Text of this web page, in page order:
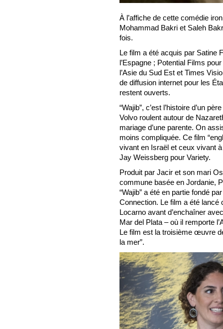
À l’affiche de cette comédie
Mohammad Bakri et Saleh
fois.
Le film a été acquis par Satine
l’Espagne ; Potential Films
l’Asie du Sud Est et Times
de diffusion internet pour les
restent ouverts.
“Wajib”, c’est l’histoire d’un
Volvo roulent autour de
mariage d’une parente. On
moins compliquée. Ce film
vivant en Israël et ceux vivant à
Jay Weissberg pour Variety.
Produit par Jacir et son mari
commune basée en Jordanie,
“Wajib” a été en partie fondé
Connection. Le film a été lancé
Locarno avant d’enchaîner
Mar del Plata – où il remporte
Le film est la troisième œuvre
la mer”.